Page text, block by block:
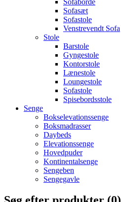
Sofasæt
Sofastole
Venstrevendt Sofa
Stole
Barstole
Gyngestole
Kontorstole
Lænestole
Loungestole
Sofastole
Spisebordsstole
Senge
Bokselevationssenge
Boksmadrasser
Daybeds
Elevationssenge
Hovedpuder
Kontinentalsenge
Sengeben
Sengegavle